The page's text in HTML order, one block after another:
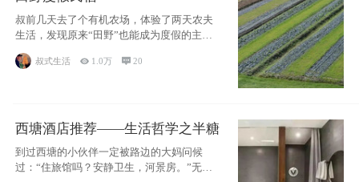
叔前几天去了个有机农场，体验了两天农夫
生活，发现原来“田野”也能成为度假的主旋
律。江
叔式生活  1.0万 20
西塘酒店推荐——生活哲学之半糖
到过西塘的小伙伴一定被路边的大妈问候
过：“住旅馆吗？安静卫生，河景房。”无意